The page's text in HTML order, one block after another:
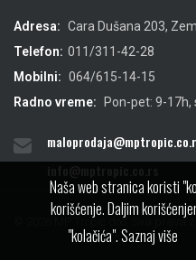
Adresa: Cara Dušana 203,
Telefon: 011/311-42-28
Mobilni: 064/615-14-15
Radno vreme:
Pon-pet: 9-17h,
© 2026 MP Tropic doo. Sva prava
Naša web stranica koristi
korišćenje. Daljim
"kolačića".Saznaj više